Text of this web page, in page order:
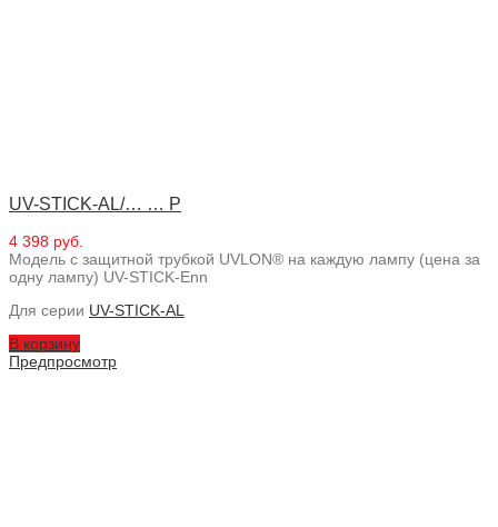
UV-STICK-AL/… … P
4 398 руб.
Модель с защитной трубкой UVLON® на каждую лампу (цена за
одну лампу) UV-STICK-Enn
Для серии UV-STICK-AL
В корзину
Предпросмотр